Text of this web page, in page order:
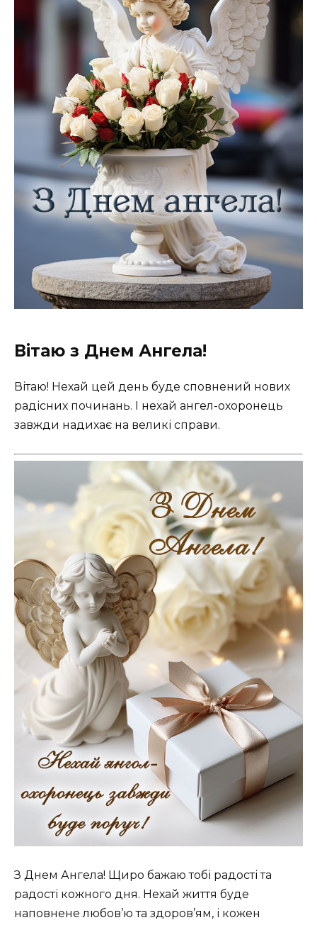
Вітаю з Днем Ангела!
Вітаю! Нехай цей день буде сповнений нових
радісних починань. І нехай ангел-охоронець
завжди надихає на великі справи.
З Днем Ангела! Щиро бажаю тобі радості та
радості кожного дня. Нехай життя буде
наповнене любов’ю та здоров’ям, і кожен